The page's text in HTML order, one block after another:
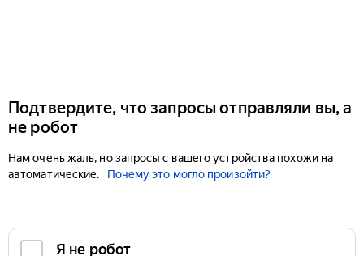
Подтвердите, что запросы отправляли вы, а
не робот
Нам очень жаль, но запросы с вашего устройства похожи на
автоматические.
Почему это могло произойти?